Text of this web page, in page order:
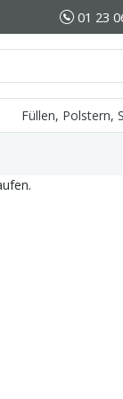
01 23
Füllen, Polstern,